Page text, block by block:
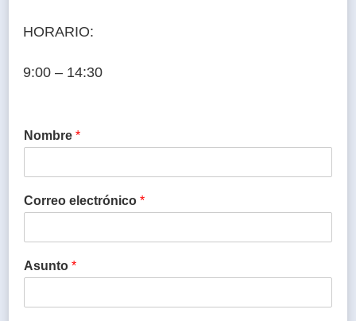
HORARIO:
9:00 – 14:30
Nombre *
Correo electrónico *
Asunto *